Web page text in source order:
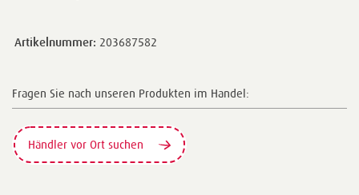
Artikelnummer: 203687582
Fragen Sie nach unseren Produkten im Handel:
Händler vor Ort suchen